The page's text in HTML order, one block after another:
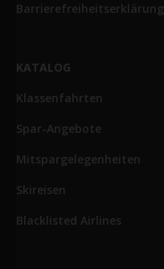
Barrierefreiheitserklärung
KATALOG
Klassenfahrten
Spar-Angebote
Mitspargelegenheiten
Skireisen
Blacklisted Airlines